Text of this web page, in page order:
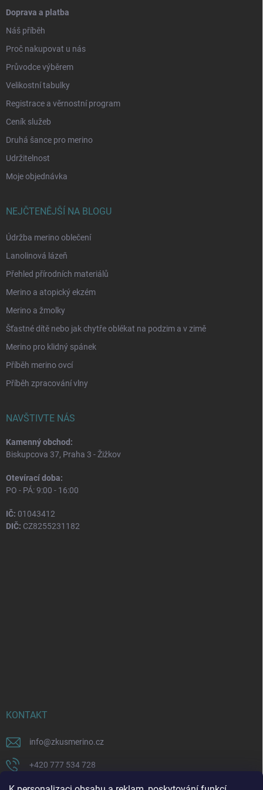
Doprava a platba
Náš příběh
Proč nakupovat u nás
Průvodce výběrem
Velikostní tabulky
Registrace a věrnostní program
Ceník služeb
Druhá šance pro merino
Udržitelnost
Moje objednávka
NEJČTENĚJŠÍ NA BLOGU
Údržba merino oblečení
Lanolinová lázeň
Přehled přírodních materiálů
Merino a atopický ekzém
Merino a žmolky
Šťastné dítě nebo jak chytře oblékat na podzim a v zimě
Merino pro klidný spánek
Příběh merino ovcí
Příběh zpracování vlny
NAVŠTIVTE NÁS
Kamenný obchod:
Biskupcova 37, Praha 3 - Žižkov
Otevírací doba:
PO - PÁ: 9:00 - 16:00
IČ: 01043412
DIČ: CZ8255231182
KONTAKT
info@zkusmerino.cz
+420 777 534 728
https://www.facebook.com/zkusmerino/